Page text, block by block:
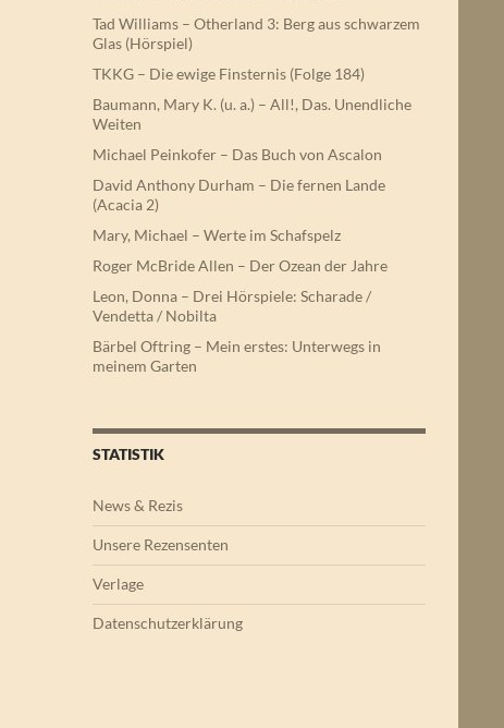
Tad Williams – Otherland 3: Berg aus schwarzem
Glas (Hörspiel)
TKKG – Die ewige Finsternis (Folge 184)
Baumann, Mary K. (u. a.) – All!, Das. Unendliche
Weiten
Michael Peinkofer – Das Buch von Ascalon
David Anthony Durham – Die fernen Lande
(Acacia 2)
Mary, Michael – Werte im Schafspelz
Roger McBride Allen – Der Ozean der Jahre
Leon, Donna – Drei Hörspiele: Scharade /
Vendetta / Nobilta
Bärbel Oftring – Mein erstes: Unterwegs in
meinem Garten
STATISTIK
News & Rezis
Unsere Rezensenten
Verlage
Datenschutzerklärung